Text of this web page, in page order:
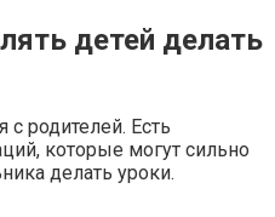
детей делать
с родителей. Есть
которые могут сильно
делать уроки.